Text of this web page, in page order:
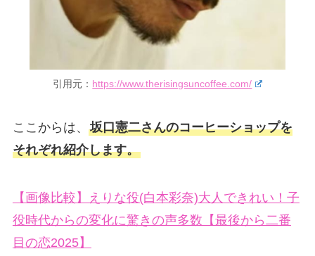
引用元： https://www.therisingsuncoffee.com/
ここからは、 坂口憲二さんのコーヒーショップを
それぞれ紹介します。
【画像比較】えりな役(白本彩奈)大人できれい！子
役時代からの変化に驚きの声多数【最後から二番
目の恋2025】